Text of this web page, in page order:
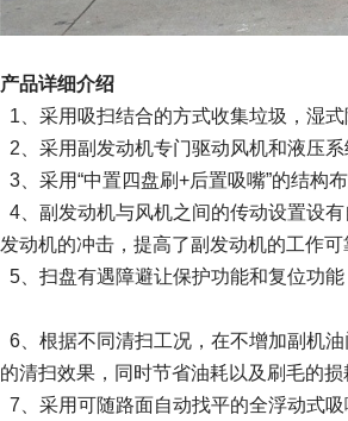
产品详细介绍
1、采用吸扫结合的方式收集垃圾，湿
2、采用副发动机专门驱动风机和液压
3、采用“中置四盘刷+后置吸嘴”的结构
4、副发动机与风机之间的传动设置设
发动机的冲击，提高了副发动机的工作可
5、扫盘有遇障避让保护功能和复位功
6、根据不同清扫工况，在不增加副机
的清扫效果，同时节省油耗以及刷毛的损
7、采用可随路面自动找平的全浮动式